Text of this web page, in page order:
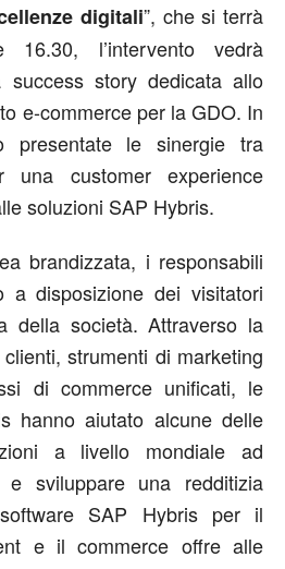
digitali”, che si terrà
l’intervento vedrà
success story dedicata allo
e-commerce per la GDO. In
presentate le sinergie tra
customer experience
soluzioni SAP Hybris.
brandizzata, i responsabili
a disposizione dei visitatori
della società. Attraverso la
strumenti di marketing
di commerce unificati, le
hanno aiutato alcune delle
a livello mondiale ad
e sviluppare una redditizia
SAP Hybris per il
e il commerce offre alle